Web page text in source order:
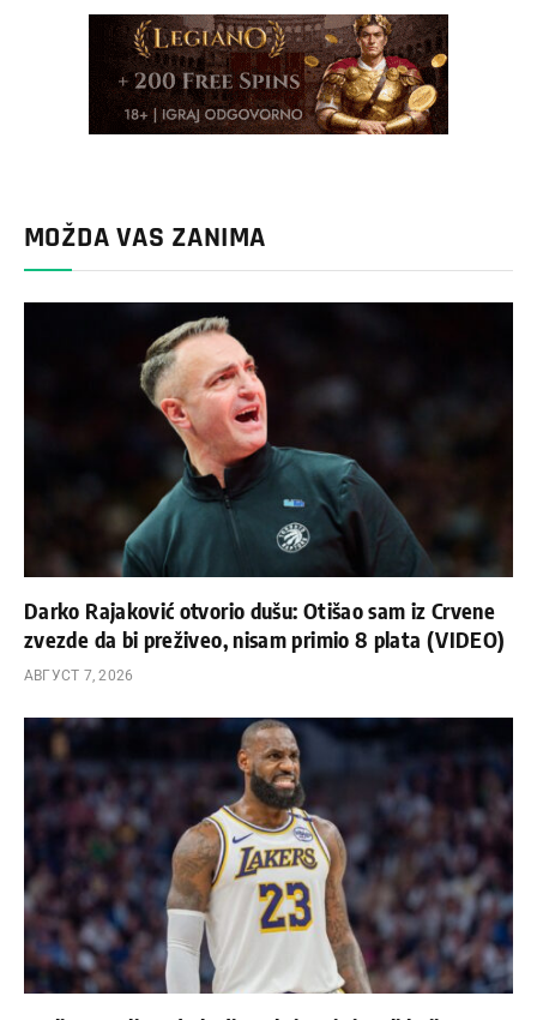
MOŽDA VAS ZANIMA
Darko Rajaković otvorio dušu: Otišao sam iz Crvene
zvezde da bi preživeo, nisam primio 8 plata (VIDEO)
АВГУСТ 7, 2026